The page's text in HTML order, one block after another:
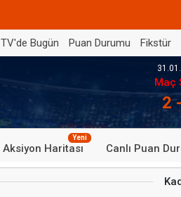
TV'de Bugün Puan Durumu Fikstür
Maç
2
Aksiyon Haritası
Yeni
Canlı Puan